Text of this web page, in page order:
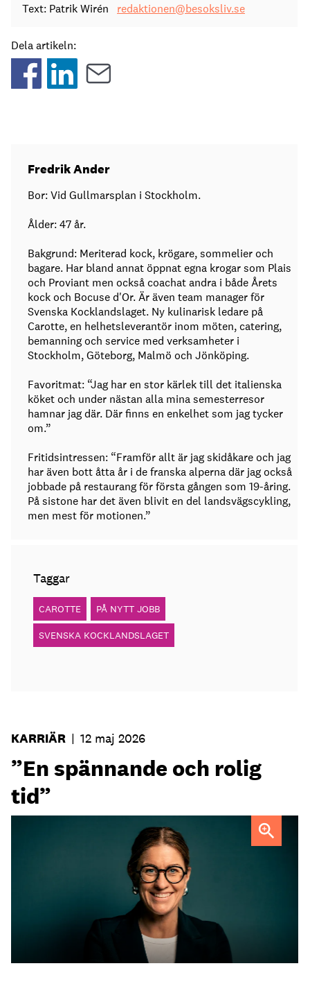
Text: Patrik Wirén redaktionen@besoksliv.se
Dela artikeln:
Fredrik Ander
Bor: Vid Gullmarsplan i Stockholm.
Ålder: 47 år.
Bakgrund: Meriterad kock, krögare, sommelier och
bagare. Har bland annat öppnat egna krogar som Plais
och Proviant men också coachat andra i både Årets
kock och Bocuse d'Or. Är även team manager för
Svenska Kocklandslaget. Ny kulinarisk ledare på
Carotte, en helhetsleverantör inom möten, catering,
bemanning och service med verksamheter i
Stockholm, Göteborg, Malmö och Jönköping.
Favoritmat: “Jag har en stor kärlek till det italienska
köket och under nästan alla mina semesterresor
hamnar jag där. Där finns en enkelhet som jag tycker
om.”
Fritidsintressen: “Framför allt är jag skidåkare och jag
har även bott åtta år i de franska alperna där jag också
jobbade på restaurang för första gången som 19-åring.
På sistone har det även blivit en del landsvägscykling,
men mest för motionen.”
Taggar
CAROTTE PÅ NYTT JOBB
SVENSKA KOCKLANDSLAGET
KARRIÄR | 12 maj 2026
”En spännande och rolig
tid”
FOTO: Johanna Fond